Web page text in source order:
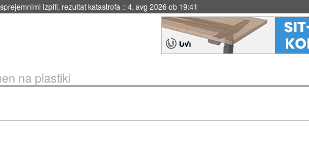
raketo za večkratno uporabo::4. avg 2026 ob 19:41
na plastiki